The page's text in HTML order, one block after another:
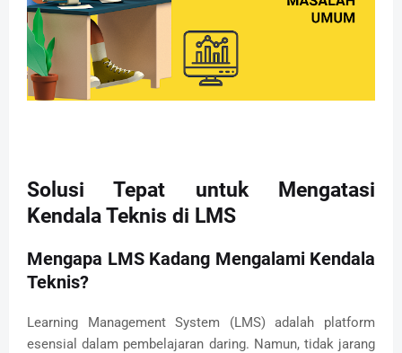
Solusi Tepat untuk Mengatasi
Kendala Teknis di LMS
Mengapa LMS Kadang Mengalami Kendala
Teknis?
Learning Management System (LMS) adalah platform
esensial dalam pembelajaran daring. Namun, tidak jarang